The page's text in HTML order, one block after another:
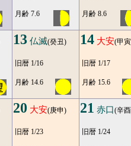
月齢 7.6 月齢 8.6
13 仏滅(癸丑)
旧暦 1/16
月齢 14.6
14 大安(甲
旧暦 1/17
月齢 15.6
20 大安(庚申)
旧暦 1/23
21 赤口(辛
旧暦 1/24